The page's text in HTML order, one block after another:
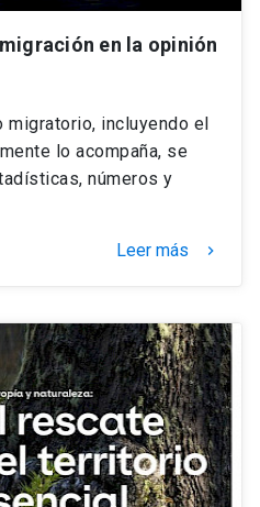
en la opinión
migratorio, incluyendo el
lo acompaña, se
números y
Leer más keyboard_arrow_right